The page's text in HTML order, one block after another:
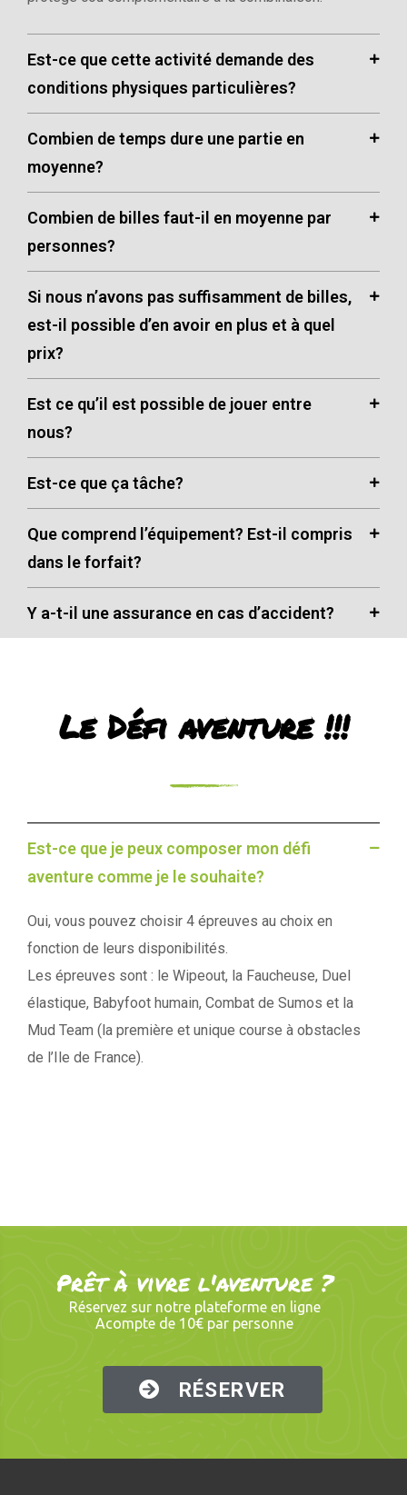
Est-ce que cette activité demande des
conditions physiques particulières?
Combien de temps dure une partie en
moyenne?
Combien de billes faut-il en moyenne par
personnes?
Si nous n’avons pas suffisamment de billes,
est-il possible d’en avoir en plus et à quel
prix?
Est ce qu’il est possible de jouer entre
nous?
Est-ce que ça tâche?
Que comprend l’équipement? Est-il compris
dans le forfait?
Y a-t-il une assurance en cas d’accident?
Le Défi aventure !!!
Est-ce que je peux composer mon défi
aventure comme je le souhaite?
Oui, vous pouvez choisir 4 épreuves au choix en
fonction de leurs disponibilités.
Les épreuves sont : le Wipeout, la Faucheuse, Duel
élastique, Babyfoot humain, Combat de Sumos et la
Mud Team (la première et unique course à obstacles
de l’Ile de France).
Prêt à vivre l'aventure ?
Réservez sur notre plateforme en ligne
Acompte de 10€ par personne
RÉSERVER